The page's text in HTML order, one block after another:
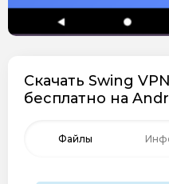
Скачать Swing
бесплатно на
Файлы